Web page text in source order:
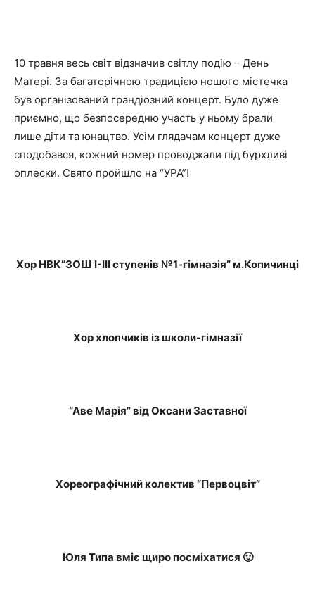
10 травня весь світ відзначив світлу подію – День
Матері. За багаторічною традицією ношого містечка
був організований грандіозний концерт. Було дуже
приємно, що безпосередню участь у ньому брали
лише діти та юнацтво. Усім глядачам концерт дуже
сподобався, кожний номер проводжали під бурхливі
оплески. Свято пройшло на “УРА”!
Хор НВК”ЗОШ І-ІІІ ступенів №1-гімназія” м.Копичинці
Хор хлопчиків із школи-гімназії
“Аве Марія” від Оксани Заставної
Хореографічний колектив “Первоцвіт”
Юля Типа вміє щиро посміхатися 🙂